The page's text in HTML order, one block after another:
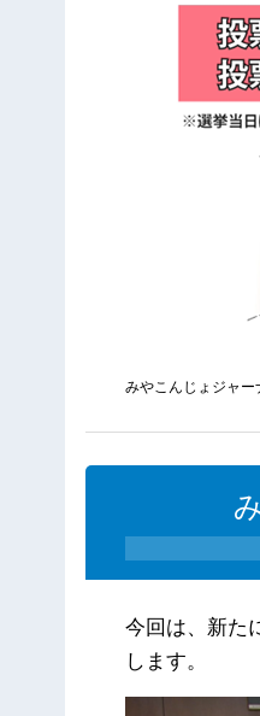
みやこんじょジャー
今回は、新た
します。